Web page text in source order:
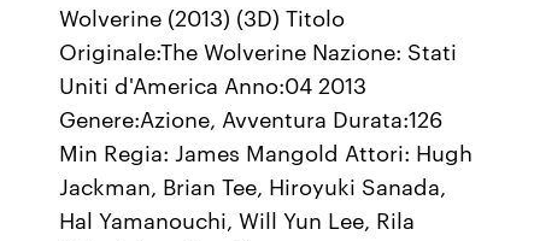
Wolverine (2013) (3D) Titolo
Originale:The Wolverine Nazione: Stati
Uniti d'America Anno:04 2013
Genere:Azione, Avventura Durata:126
Min Regia: James Mangold Attori: Hugh
Jackman, Brian Tee, Hiroyuki Sanada,
Hal Yamanouchi, Will Yun Lee, Rila